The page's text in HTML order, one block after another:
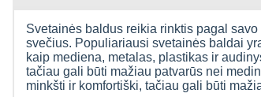
Svetainės baldus reikia rinktis pagal
svečius. Populiariausi svetainės baldai
kaip mediena, metalas, plastikas ir
tačiau gali būti mažiau patvarūs nei
minkšti ir komfortiški, tačiau gali būti